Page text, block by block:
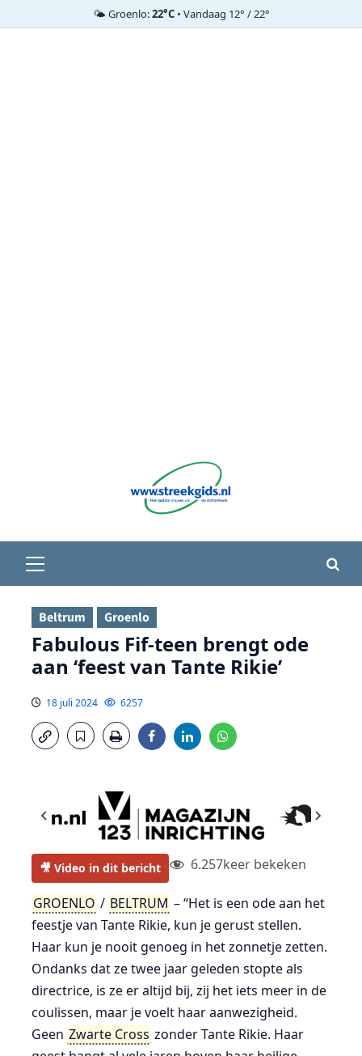
🌤️ Groenlo:22°C• Vandaag 12° / 22°
menu
Beltrum Groenlo
Fabulous Fif-teen brengt ode
aan ‘feest van Tante Rikie’
18 juli 2024 6257
🎥 Video in dit bericht 6.257keer bekeken
GROENLO / BELTRUM – “Het is een ode aan het
feestje van Tante Rikie, kun je gerust stellen.
Haar kun je nooit genoeg in het zonnetje zetten.
Ondanks dat ze twee jaar geleden stopte als
directrice, is ze er altijd bij, zij het iets meer in de
coulissen, maar je voelt haar aanwezigheid.
Geen Zwarte Cross zonder Tante Rikie. Haar